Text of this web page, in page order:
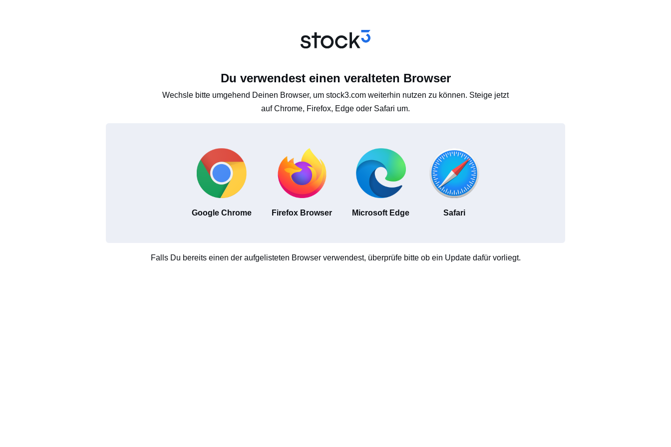
Du verwendest einen veralteten Browser
Wechsle bitte umgehend Deinen Browser, um stock3.com weiterhin nutzen zu können. Steige jetzt
auf Chrome, Firefox, Edge oder Safari um.
Google Chrome Firefox Browser Microsoft Edge Safari
Falls Du bereits einen der aufgelisteten Browser verwendest, überprüfe bitte ob ein Update dafür vorliegt.